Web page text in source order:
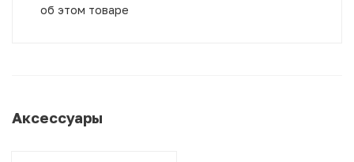
об этом товаре
Аксессуары